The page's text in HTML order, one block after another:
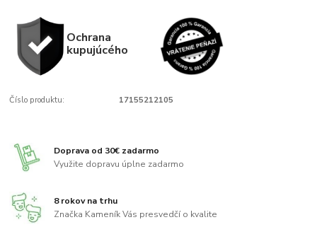
Ochrana
kupujúcého
Číslo produktu: 17155212105
Doprava od 30€ zadarmo
Využite dopravu úplne zadarmo
8 rokov na trhu
Značka Kameník Vás presvedčí o kvalite